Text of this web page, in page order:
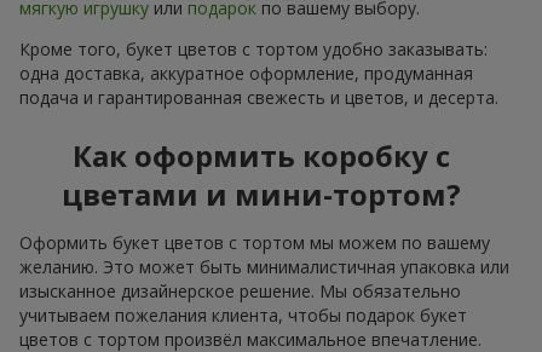
мягкую игрушку или подарок по вашему выбору.
Кроме того, букет цветов с тортом удобно заказывать:
одна доставка, аккуратное оформление, продуманная
подача и гарантированная свежесть и цветов, и десерта.
Как оформить коробку с
цветами и мини-тортом?
Оформить букет цветов с тортом мы можем по вашему
желанию. Это может быть минималистичная упаковка или
изысканное дизайнерское решение. Мы обязательно
учитываем пожелания клиента, чтобы подарок букет
цветов с тортом произвёл максимальное впечатление.